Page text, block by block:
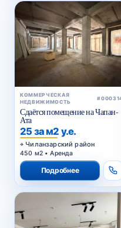
КОММЕРЧЕСКАЯ
НЕДВИЖИМОСТЬ
Сдаётся помещение на Чапан-
Ата
25 за м2 у.е.
Чиланзарский район
450 м2 • Аренда
Подробнее